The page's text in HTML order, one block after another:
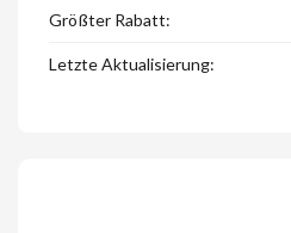
Größter Rabatt:
Letzte Aktualisierung: